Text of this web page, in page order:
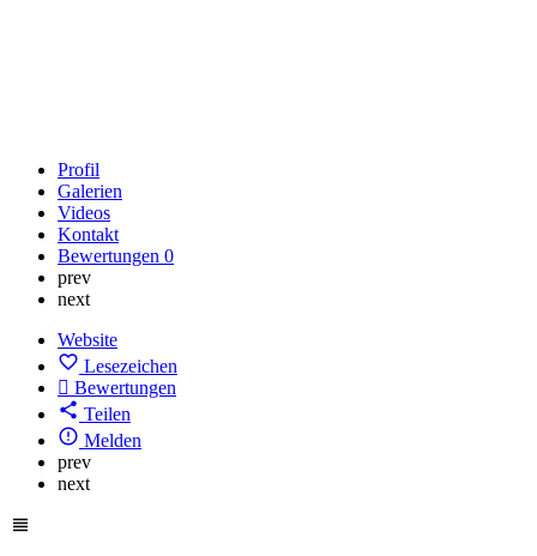
Profil
Galerien
Videos
Kontakt
Bewertungen 0
prev
next
Website
Lesezeichen
Bewertungen
Teilen
Melden
prev
next